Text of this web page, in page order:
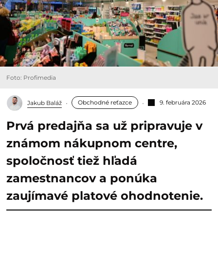
Foto: Profimedia
Jakub Baláž Obchodné reťazce 9. februára 2026
Prvá predajňa sa už pripravuje v
známom nákupnom centre,
spoločnosť tiež hľadá
zamestnancov a ponúka
zaujímavé platové ohodnotenie.